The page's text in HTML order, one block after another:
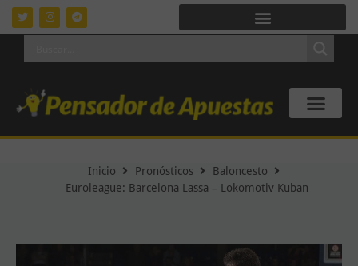
Inicio Pronósticos
Baloncesto
Euroleague: Barcelona Lassa – Lokomotiv Kuban